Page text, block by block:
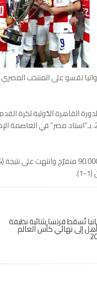
تقسو على المنتخب المصري
لدورة القاهرة الدّولية
تُسقط فرنسا بثنائية نظيفة
إلى نهائي كأس العالم